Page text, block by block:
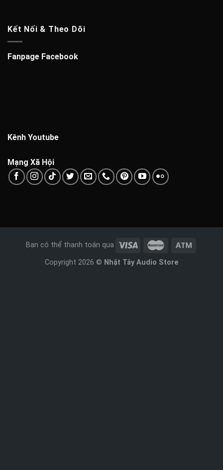
Kết Nối & Theo Dõi
Fanpage Facebook
Kênh Youtube
Mạng Xã Hội
Bạn có thể thanh toán qua
Copyright 2026 © Nhật Tây Audio Store